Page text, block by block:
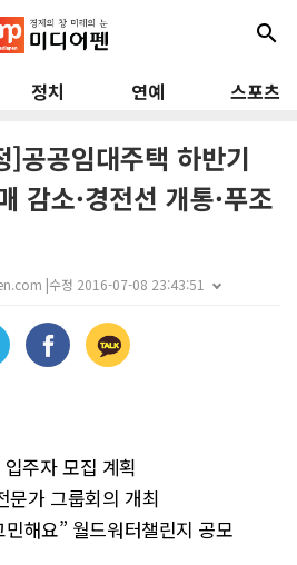
search
정치 연예 스포츠
공공임대주택 하반기
감소·경전선 개통·푸조
|수정 2016-07-08 23:43:51
주자 모집 계획
가 그룹회의 개최
해요” 월드워터챌린지 공모